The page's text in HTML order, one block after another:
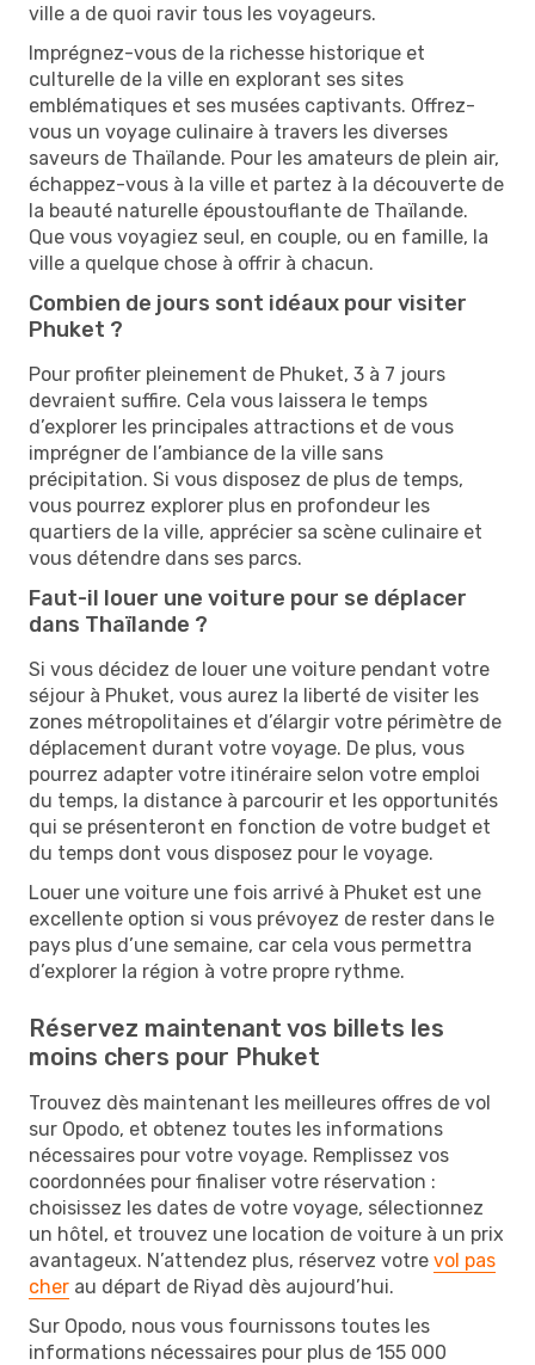
ville a de quoi ravir tous les voyageurs.
Imprégnez-vous de la richesse historique et
culturelle de la ville en explorant ses sites
emblématiques et ses musées captivants. Offrez-
vous un voyage culinaire à travers les diverses
saveurs de Thaïlande. Pour les amateurs de plein air,
échappez-vous à la ville et partez à la découverte de
la beauté naturelle époustouflante de Thaïlande.
Que vous voyagiez seul, en couple, ou en famille, la
ville a quelque chose à offrir à chacun.
Combien de jours sont idéaux pour visiter
Phuket ?
Pour profiter pleinement de Phuket, 3 à 7 jours
devraient suffire. Cela vous laissera le temps
d’explorer les principales attractions et de vous
imprégner de l’ambiance de la ville sans
précipitation. Si vous disposez de plus de temps,
vous pourrez explorer plus en profondeur les
quartiers de la ville, apprécier sa scène culinaire et
vous détendre dans ses parcs.
Faut-il louer une voiture pour se déplacer
dans Thaïlande ?
Si vous décidez de louer une voiture pendant votre
séjour à Phuket, vous aurez la liberté de visiter les
zones métropolitaines et d’élargir votre périmètre de
déplacement durant votre voyage. De plus, vous
pourrez adapter votre itinéraire selon votre emploi
du temps, la distance à parcourir et les opportunités
qui se présenteront en fonction de votre budget et
du temps dont vous disposez pour le voyage.
Louer une voiture une fois arrivé à Phuket est une
excellente option si vous prévoyez de rester dans le
pays plus d’une semaine, car cela vous permettra
d’explorer la région à votre propre rythme.
Réservez maintenant vos billets les
moins chers pour Phuket
Trouvez dès maintenant les meilleures offres de vol
sur Opodo, et obtenez toutes les informations
nécessaires pour votre voyage. Remplissez vos
coordonnées pour finaliser votre réservation :
choisissez les dates de votre voyage, sélectionnez
un hôtel, et trouvez une location de voiture à un prix
avantageux. N’attendez plus, réservez votre vol pas
cher au départ de Riyad dès aujourd’hui.
Sur Opodo, nous vous fournissons toutes les
informations nécessaires pour plus de 155 000